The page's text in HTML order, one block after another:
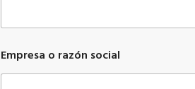
u
e
Empresa o razón social